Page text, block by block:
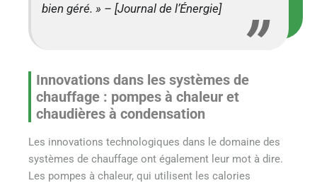
bien géré. » – [Journal de l’Énergie]
Innovations dans les systèmes de
chauffage : pompes à chaleur et
chaudières à condensation
Les innovations technologiques dans le domaine des
systèmes de chauffage ont également leur mot à dire.
Les pompes à chaleur, qui utilisent les calories